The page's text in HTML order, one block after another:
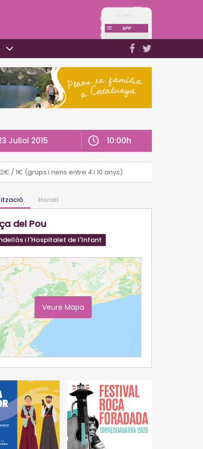
Juliol 2015 10:00h
2€ / 1€ (grups i nens entre 4 i 10 anys)
Horari
del Pou
i l'Hospitalet de l'Infant
Veure Mapa